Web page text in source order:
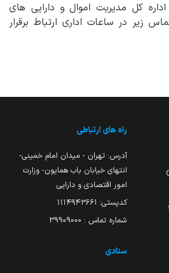
کل مدیریت اموال و دارایی های
زیر در ساعات اداری ارتباط برقرار
راه های ارتباطی
آدرس: تهران - میدان امام خمینی-
انتهای خیابان باب همایون- وزارت
امور اقتصادی و دارایی
کدپستی: ۱۱۱۴۹۴۳۶۶۱
شماره تماس : 39909000
ستادی